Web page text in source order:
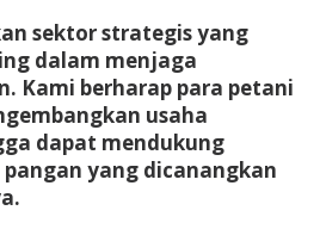
sektor strategis yang
dalam menjaga
Kami berharap para petani
usaha
dapat mendukung
yang dicanangkan